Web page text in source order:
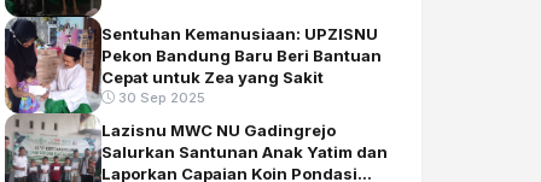
Sentuhan Kemanusiaan: UPZISNU
Pekon Bandung Baru Beri Bantuan
Cepat untuk Zea yang Sakit
30 Sep 2025
Lazisnu MWC NU Gadingrejo
Salurkan Santunan Anak Yatim dan
Laporkan Capaian Koin Pondasi